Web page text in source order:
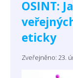
OSINT:
eticky
Zveřejněno: 23.